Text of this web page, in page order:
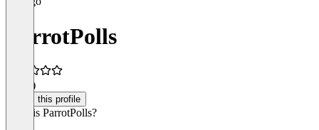
ParrotPolls
(1)
Claim this profile
What is ParrotPolls?